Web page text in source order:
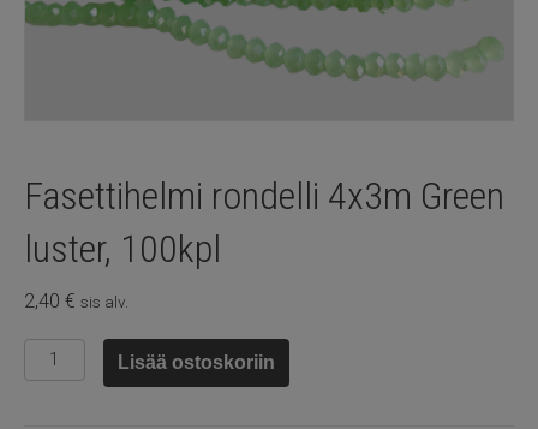
Fasettihelmi rondelli 4x3m Green
luster, 100kpl
2,40 € sis alv.
Fasettihelmi
rondelli
Lisää ostoskoriin